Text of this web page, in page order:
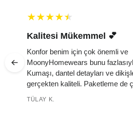
Kalitesi Mükemmel 💕 ️
Konfor benim için çok önemli ve
MoonyHomewears bunu
Kumaşı, dantel detayları ve
gerçekten kaliteli. Paketleme de
TÜLAY K.